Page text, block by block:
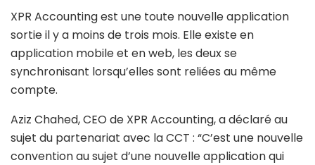
XPR Accounting est une toute nouvelle application
sortie il y a moins de trois mois. Elle existe en
application mobile et en web, les deux se
synchronisant lorsqu’elles sont reliées au même
compte.
Aziz Chahed, CEO de XPR Accounting, a déclaré au
sujet du partenariat avec la CCT : “C’est une nouvelle
convention au sujet d’une nouvelle application qui